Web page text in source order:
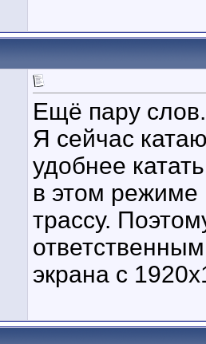
Ещё пару
Я сейчас
удобнее
в этом режиме
трассу.
экрана с